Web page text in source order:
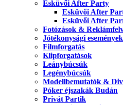
Esküvői After Party
Esküvői After
Esküvői After
Fotózások &
Jótékonysági események
Filmforgatás
Klipforgatások
Leánybúcsúk
Legénybúcsúk
Modellbemutatók &
Póker éjszakák Budán
Privát Partik